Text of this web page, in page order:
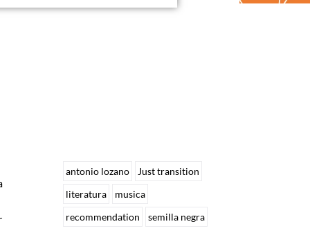
antonio lozano
Just transition
literatura
musica
recommendation
semilla negra